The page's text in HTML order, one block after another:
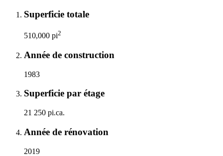
Superficie totale
510,000 pi2
Année de construction
1983
Superficie par étage
21 250 pi.ca.
Année de rénovation
2019